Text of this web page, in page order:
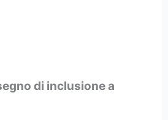
di inclusione a